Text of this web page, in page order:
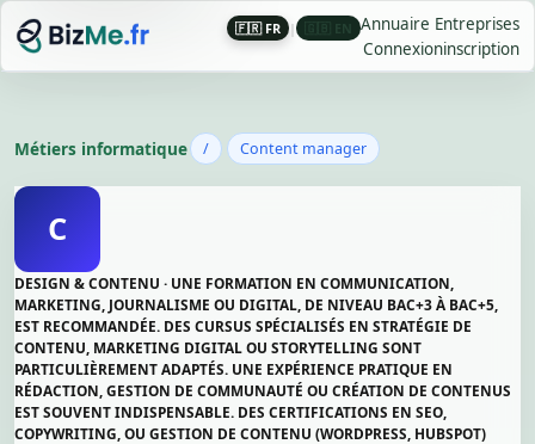
🇫🇷 FR |
Annuaire Entreprises
Connexioninscription
Métiers informatique / Content manager
C
DESIGN & CONTENU · UNE FORMATION EN COMMUNICATION,
MARKETING, JOURNALISME OU DIGITAL, DE NIVEAU BAC+3 À BAC+5,
EST RECOMMANDÉE. DES CURSUS SPÉCIALISÉS EN STRATÉGIE DE
CONTENU, MARKETING DIGITAL OU STORYTELLING SONT
PARTICULIÈREMENT ADAPTÉS. UNE EXPÉRIENCE PRATIQUE EN
RÉDACTION, GESTION DE COMMUNAUTÉ OU CRÉATION DE CONTENUS
EST SOUVENT INDISPENSABLE. DES CERTIFICATIONS EN SEO,
COPYWRITING, OU GESTION DE CONTENU (WORDPRESS, HUBSPOT)